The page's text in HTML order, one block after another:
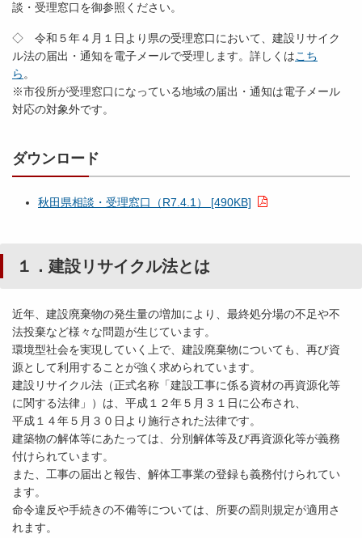
談・受理窓口を御参照ください。
◇ 令和５年４月１日より県の受理窓口において、建設リサイク
ル法の届出・通知を電子メールで受理します。詳しくはこち
ら
※市役所が受理窓口になっている地域の届出・通知は電子メール
対応の対象外です。
ダウンロード
秋田県相談・受理窓口（R7.4.1） [490KB]
１．建設リサイクル法とは
近年、建設廃棄物の発生量の増加により、最終処分場の不足や不
法投棄など様々な問題が生じています。
環境型社会を実現していく上で、建設廃棄物についても、再び資
源として利用することが強く求められています。
建設リサイクル法（正式名称「建設工事に係る資材の再資源化等
に関する法律」）は、平成１２年５月３１日に公布され、
平成１４年５月３０日より施行された法律です。
建築物の解体等にあたっては、分別解体等及び再資源化等が義務
付けられています。
また、工事の届出と報告、解体工事業の登録も義務付けられてい
ます。
命令違反や手続きの不備等については、所要の罰則規定が適用さ
れます。